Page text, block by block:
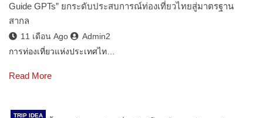
Guide GPTs” ยกระดับประสบการณ์ท่องเที่ยวไทยสู่มาตรฐาน
สากล
11 เดือน Ago
Admin2
การท่องเที่ยวแห่งประเทศไท…
Read More
TRIP IDEA